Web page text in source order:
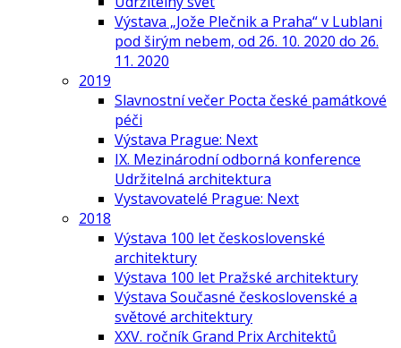
Výstava „Jože Plečnik a Praha“ v Lublani
pod širým nebem, od 26. 10. 2020 do 26.
11. 2020
2019
Slavnostní večer Pocta české památkové
péči
Výstava Prague: Next
IX. Mezinárodní odborná konference
Udržitelná architektura
Vystavovatelé Prague: Next
2018
Výstava 100 let československé
architektury
Výstava 100 let Pražské architektury
Výstava Současné československé a
světové architektury
XXV. ročník Grand Prix Architektů